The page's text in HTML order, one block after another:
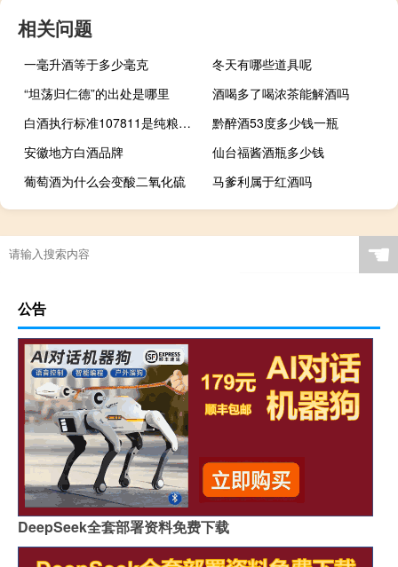
相关问题
一毫升酒等于多少毫克
冬天有哪些道具呢
“坦荡归仁德”的出处是哪里
酒喝多了喝浓茶能解酒吗
白酒执行标准107811是纯粮酒吗
黔醉酒53度多少钱一瓶
安徽地方白酒品牌
仙台福酱酒瓶多少钱
葡萄酒为什么会变酸二氧化硫
马爹利属于红酒吗
☚
公告
DeepSeek全套部署资料免费下载